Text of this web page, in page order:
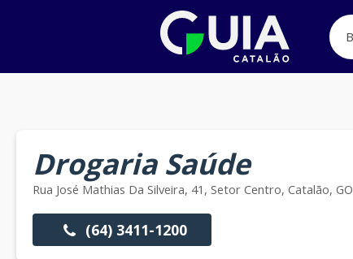
Drogaria Saúde
Rua José Mathias Da Silveira, 41, Setor Centro, Catalão, GO
(64) 3411-1200